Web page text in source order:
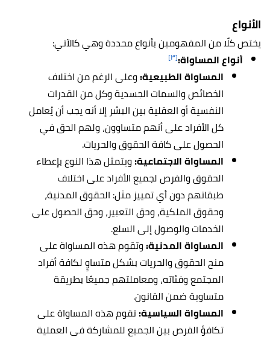
الأنواع
يختص كلًا من المفهومين بأنواع محددة وهي كالآتي:
أنواع المساواة:[٣]
المساواة الطبيعية:وعلى الرغم من اختلاف
الخصائص والسمات الجسدية وكل من القدرات
النفسية أو العقلية بين البشر إلا أنه يجب أن يُعامل
كل الأفراد على أنهم متساوون، ولهم الحق في
الحصول على كافة الحقوق والحريات.
المساواة الاجتماعية:ويتمثل هذا النوع بإعطاء
الحقوق والفرص لجميع الأفراد على اختلاف
طبقاتهم دون أي تمييز مثل: الحقوق المدنية،
وحقوق الملكية، وحق التعبير، وحق الحصول على
الخدمات والوصول إلى السلع.
المساواة المدنية:وتقوم هذه المساواة على
منح الحقوق والحريات بشكل متساوٍ لكافة أفراد
المجتمع وفئاته، ومعاملتهم جميعًا بطريقة
متساوية ضمن القانون.
المساواة السياسية:تقوم هذه المساواة على
تكافؤ الفرص بين الجميع للمشاركة في العملية